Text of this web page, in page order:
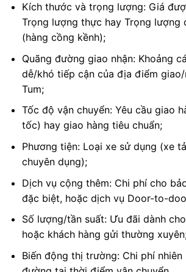
Kích thước và trọng lượng: Giá
Trọng lượng thực hay Trọng lượng
(hàng cồng kềnh);
Quãng đường giao nhận: Khoảng
dễ/khó tiếp cận của địa điểm giao/
Tum;
Tốc độ vận chuyển: Yêu cầu giao
tốc) hay giao hàng tiêu chuẩn;
Phương tiện: Loại xe sử dụng (xe
chuyên dụng);
Dịch vụ cộng thêm: Chi phí cho
đặc biệt, hoặc dịch vụ Door-to-
Số lượng/tần suất: Ưu đãi dành
hoặc khách hàng gửi thường
Biến động thị trường: Chi phí nhiên